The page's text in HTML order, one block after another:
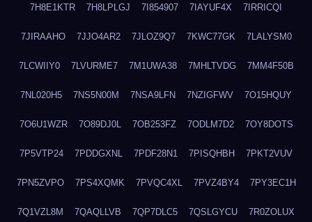
7H8E1KTR 7H8LPLGJ 7I854907 7IAYUF4X 7IRRICQI
7JIRAAHO 7JJO4AR2 7JLOZ9Q7 7KWC77GK 7LALYSM0
7LCWIIY0 7LVURME7 7M1UWA38 7MHLTVDG 7MM4F50B
7NL020H5 7NS5N00M 7NSA9LFN 7NZIGFWV 7O15HQUY
7O6U1WZR 7O89DJ0L 7OB253FZ 7ODLM7D2 7OY8DOTS
7P5VTP24 7PDDGXNL 7PDF28N1 7PISQHBH 7PKT2VUV
7PN5ZVPO 7PS4XQMK 7PVQC4XL 7PVZ4BY4 7PY3EC1H
7Q1VZL8M 7QAQLLVB 7QP7DLC5 7QSLGYCU 7R0ZOLUX